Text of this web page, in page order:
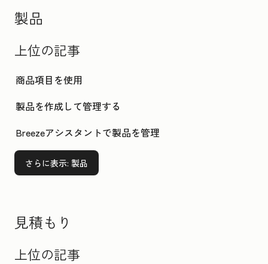
製品
上位の記事
商品項目を使用
製品を作成して管理する
Breezeアシスタントで製品を管理
さらに表示: 製品
見積もり
上位の記事